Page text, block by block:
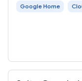
Google Home